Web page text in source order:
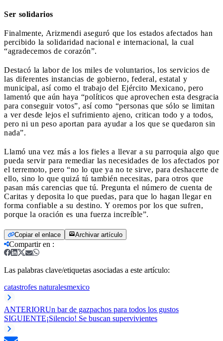
Ser solidarios
Finalmente, Arizmendi aseguró que los estados afectados han
percibido la solidaridad nacional e internacional, la cual
“agradecemos de corazón”.
Destacó la labor de los miles de voluntarios, los servicios de
las diferentes instancias de gobierno, federal, estatal y
municipal, así como el trabajo del Ejército Mexicano, pero
lamentó que aún haya “políticos que aprovechen esta desgracia
para conseguir votos”, así como “personas que sólo se limitan
a ver desde lejos el sufrimiento ajeno, critican todo y a todos,
pero ni un peso aportan para ayudar a los que se quedaron sin
nada”.
Llamó una vez más a los fieles a llevar a su parroquia algo que
pueda servir para remediar las necesidades de los afectados por
el terremoto, pero “no lo que ya no te sirve, para deshacerte de
ello, sino lo que quizá tú también necesitas, para otros que
pasan más carencias que tú. Pregunta el número de cuenta de
Caritas y deposita lo que puedas, para que lo hagan llegar en
forma confiable a su destino. Y oremos por los que sufren,
porque la oración es una fuerza increíble”.
Copiar el enlace Archivar artículo
Compartir en :
Las palabras clave/etiquetas asociadas a este artículo:
catastrofes naturalesmexico
ANTERIORUn bar de gazpachos para todos los gustos
SIGUIENTE¡Silencio! Se buscan supervivientes